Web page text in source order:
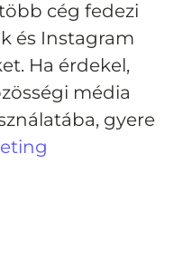
cég fedezi
és Instagram
Ha érdekel,
média
gyere